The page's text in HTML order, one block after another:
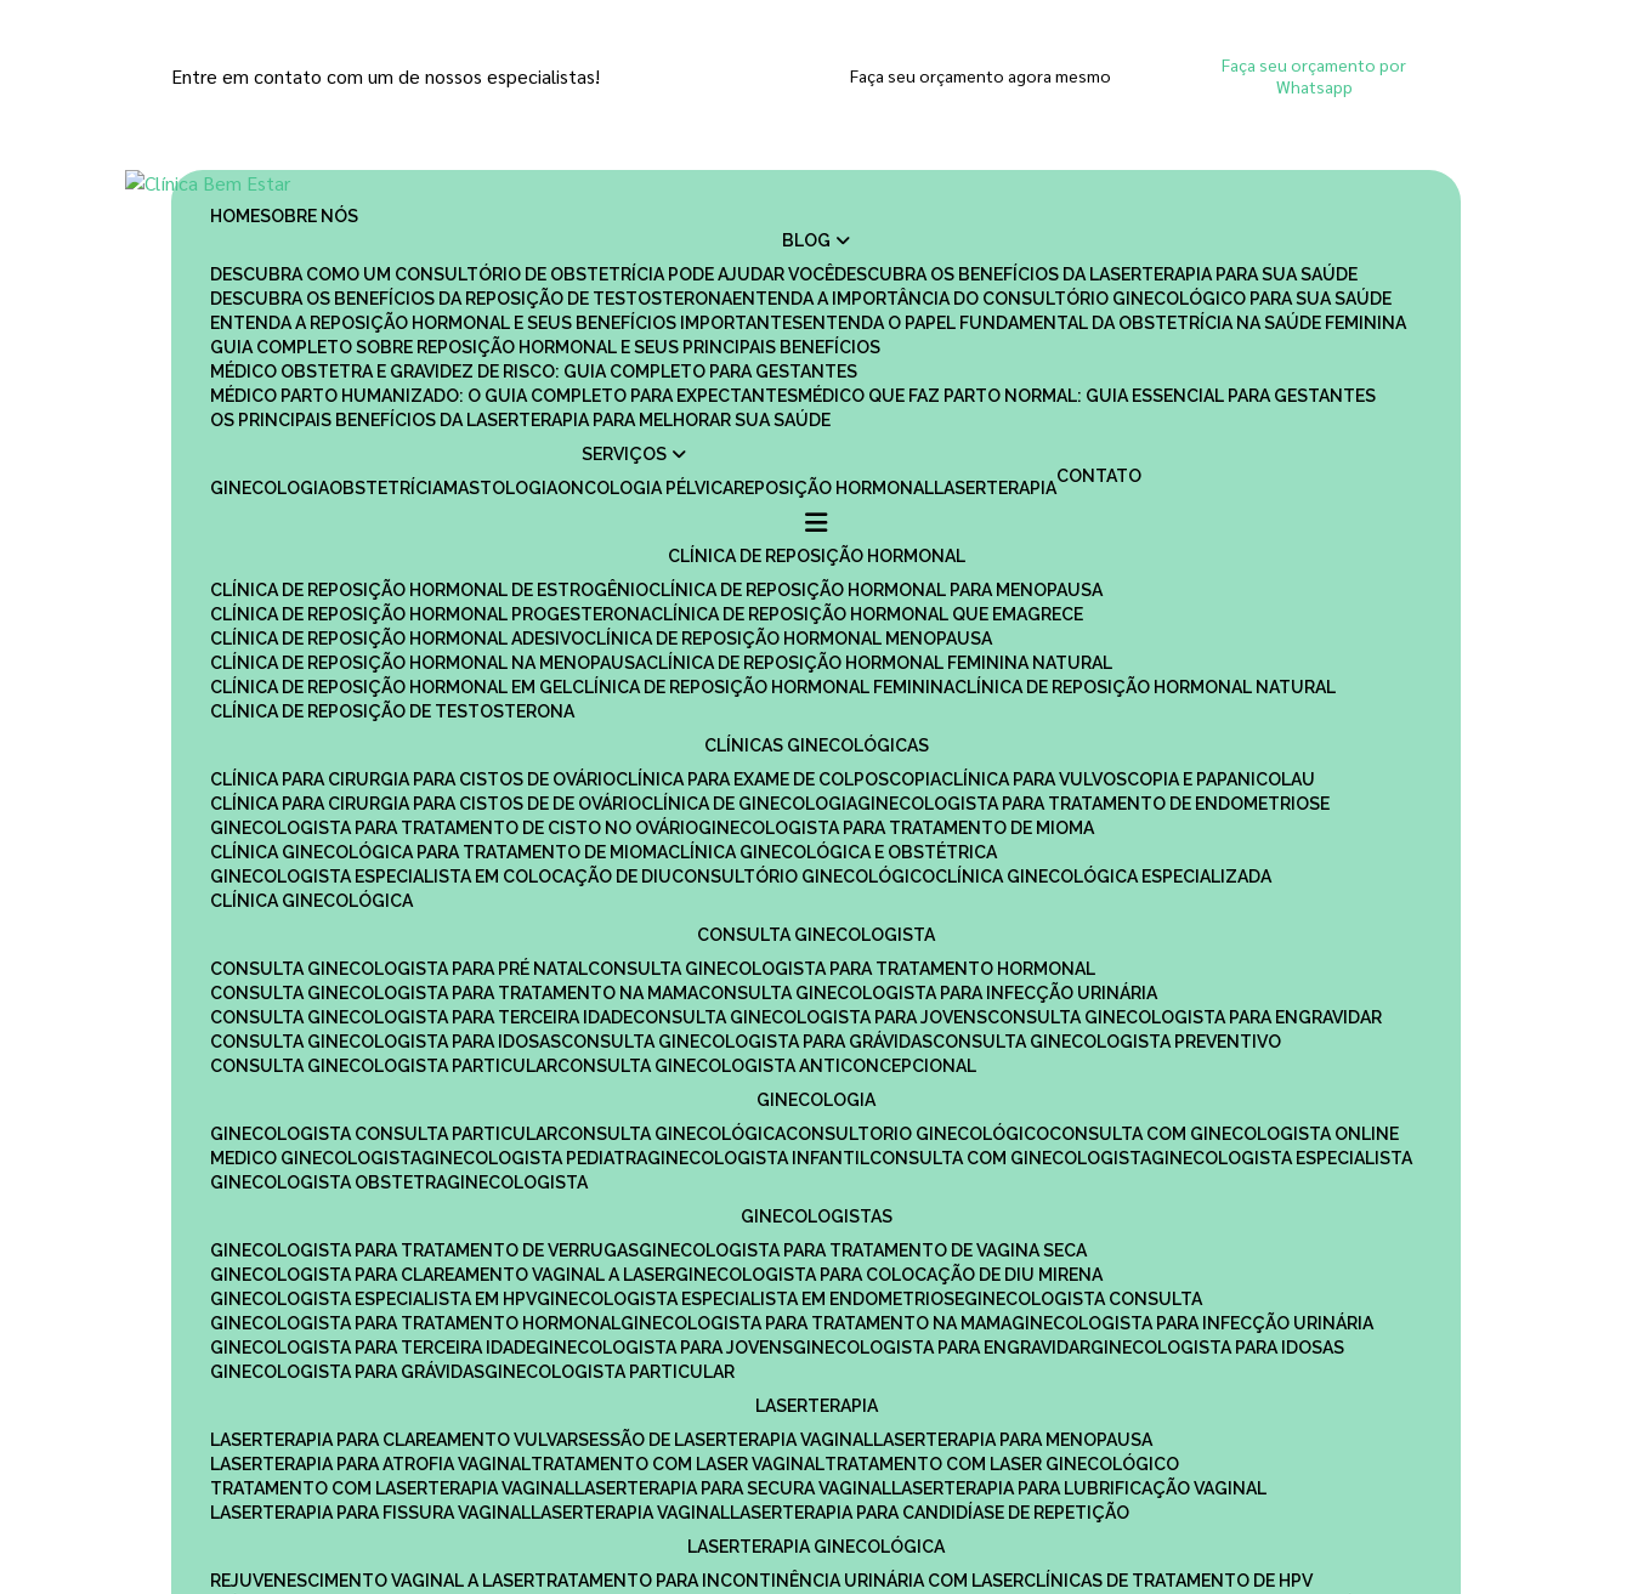
Entre em contato com um de nossos especialistas! Faça seu orçamento agora mesmo
Faça seu orçamento por
Whatsapp
HOME
SOBRE NÓS
BLOG
DESCUBRA COMO UM CONSULTÓRIO DE OBSTETRÍCIA PODE AJUDAR VOCÊ
DESCUBRA OS BENEFÍCIOS DA LASERTERAPIA PARA SUA SAÚDE
DESCUBRA OS BENEFÍCIOS DA REPOSIÇÃO DE TESTOSTERONA
ENTENDA A IMPORTÂNCIA DO CONSULTÓRIO GINECOLÓGICO PARA SUA SAÚDE
ENTENDA A REPOSIÇÃO HORMONAL E SEUS BENEFÍCIOS IMPORTANTES
ENTENDA O PAPEL FUNDAMENTAL DA OBSTETRÍCIA NA SAÚDE FEMININA
GUIA COMPLETO SOBRE REPOSIÇÃO HORMONAL E SEUS PRINCIPAIS BENEFÍCIOS
MÉDICO OBSTETRA E GRAVIDEZ DE RISCO: GUIA COMPLETO PARA GESTANTES
MÉDICO PARTO HUMANIZADO: O GUIA COMPLETO PARA EXPECTANTES
MÉDICO QUE FAZ PARTO NORMAL: GUIA ESSENCIAL PARA GESTANTES
OS PRINCIPAIS BENEFÍCIOS DA LASERTERAPIA PARA MELHORAR SUA SAÚDE
SERVIÇOS
GINECOLOGIA
OBSTETRÍCIA MASTOLOGIA ONCOLOGIA PÉLVICA REPOSIÇÃO HORMONAL LASERTERAPIA
CONTATO
CLÍNICA DE REPOSIÇÃO HORMONAL
CLÍNICA DE REPOSIÇÃO HORMONAL DE ESTROGÊNIO
CLÍNICA DE REPOSIÇÃO HORMONAL PARA MENOPAUSA
CLÍNICA DE REPOSIÇÃO HORMONAL PROGESTERONA
CLÍNICA DE REPOSIÇÃO HORMONAL QUE EMAGRECE
CLÍNICA DE REPOSIÇÃO HORMONAL ADESIVO
CLÍNICA DE REPOSIÇÃO HORMONAL MENOPAUSA
CLÍNICA DE REPOSIÇÃO HORMONAL NA MENOPAUSA
CLÍNICA DE REPOSIÇÃO HORMONAL FEMININA NATURAL
CLÍNICA DE REPOSIÇÃO HORMONAL EM GEL
CLÍNICA DE REPOSIÇÃO HORMONAL FEMININA
CLÍNICA DE REPOSIÇÃO HORMONAL NATURAL
CLÍNICA DE REPOSIÇÃO DE TESTOSTERONA
CLÍNICAS GINECOLÓGICAS
CLÍNICA PARA CIRURGIA PARA CISTOS DE OVÁRIO
CLÍNICA PARA EXAME DE COLPOSCOPIA
CLÍNICA PARA VULVOSCOPIA E PAPANICOLAU
CLÍNICA PARA CIRURGIA PARA CISTOS DE DE OVÁRIO
CLÍNICA DE GINECOLOGIA
GINECOLOGISTA PARA TRATAMENTO DE ENDOMETRIOSE
GINECOLOGISTA PARA TRATAMENTO DE CISTO NO OVÁRIO
GINECOLOGISTA PARA TRATAMENTO DE MIOMA
CLÍNICA GINECOLÓGICA PARA TRATAMENTO DE MIOMA
CLÍNICA GINECOLÓGICA E OBSTÉTRICA
GINECOLOGISTA ESPECIALISTA EM COLOCAÇÃO DE DIU
CONSULTÓRIO GINECOLÓGICO
CLÍNICA GINECOLÓGICA ESPECIALIZADA
CLÍNICA GINECOLÓGICA
CONSULTA GINECOLOGISTA
CONSULTA GINECOLOGISTA PARA PRÉ NATAL
CONSULTA GINECOLOGISTA PARA TRATAMENTO HORMONAL
CONSULTA GINECOLOGISTA PARA TRATAMENTO NA MAMA
CONSULTA GINECOLOGISTA PARA INFECÇÃO URINÁRIA
CONSULTA GINECOLOGISTA PARA TERCEIRA IDADE
CONSULTA GINECOLOGISTA PARA JOVENS
CONSULTA GINECOLOGISTA PARA ENGRAVIDAR
CONSULTA GINECOLOGISTA PARA IDOSAS
CONSULTA GINECOLOGISTA PARA GRÁVIDAS
CONSULTA GINECOLOGISTA PREVENTIVO
CONSULTA GINECOLOGISTA PARTICULAR
CONSULTA GINECOLOGISTA ANTICONCEPCIONAL
GINECOLOGIA
GINECOLOGISTA CONSULTA PARTICULAR​
CONSULTA GINECOLÓGICA​ CONSULTORIO GINECOLÓGICO​
CONSULTA COM GINECOLOGISTA ONLINE​
MEDICO GINECOLOGISTA​
GINECOLOGISTA PEDIATRA​ GINECOLOGISTA INFANTIL​ CONSULTA COM GINECOLOGISTA​
GINECOLOGISTA ESPECIALISTA
GINECOLOGISTA OBSTETRA​
GINECOLOGISTA
GINECOLOGISTAS
GINECOLOGISTA PARA TRATAMENTO DE VERRUGAS
GINECOLOGISTA PARA TRATAMENTO DE VAGINA SECA
GINECOLOGISTA PARA CLAREAMENTO VAGINAL A LASER
GINECOLOGISTA PARA COLOCAÇÃO DE DIU MIRENA
GINECOLOGISTA ESPECIALISTA EM HPV
GINECOLOGISTA ESPECIALISTA EM ENDOMETRIOSE
GINECOLOGISTA CONSULTA
GINECOLOGISTA PARA TRATAMENTO HORMONAL
GINECOLOGISTA PARA TRATAMENTO NA MAMA
GINECOLOGISTA PARA INFECÇÃO URINÁRIA
GINECOLOGISTA PARA TERCEIRA IDADE
GINECOLOGISTA PARA JOVENS GINECOLOGISTA PARA ENGRAVIDAR
GINECOLOGISTA PARA IDOSAS
GINECOLOGISTA PARA GRÁVIDAS
GINECOLOGISTA PARTICULAR
LASERTERAPIA
LASERTERAPIA PARA CLAREAMENTO VULVAR
SESSÃO DE LASERTERAPIA​ VAGINAL LASERTERAPIA PARA MENOPAUSA
LASERTERAPIA PARA ATROFIA VAGINAL
TRATAMENTO COM LASER VAGINAL
TRATAMENTO COM LASER GINECOLÓGICO
TRATAMENTO COM LASERTERAPIA​ VAGINAL LASERTERAPIA PARA SECURA VAGINAL​ LASERTERAPIA PARA LUBRIFICAÇÃO VAGINAL​
LASERTERAPIA PARA FISSURA VAGINAL​ LASERTERAPIA VAGINAL​ LASERTERAPIA PARA CANDIDÍASE DE REPETIÇÃO
LASERTERAPIA GINECOLÓGICA
REJUVENESCIMENTO VAGINAL A LASER
TRATAMENTO PARA INCONTINÊNCIA URINÁRIA COM LASER
CLÍNICAS DE TRATAMENTO DE HPV